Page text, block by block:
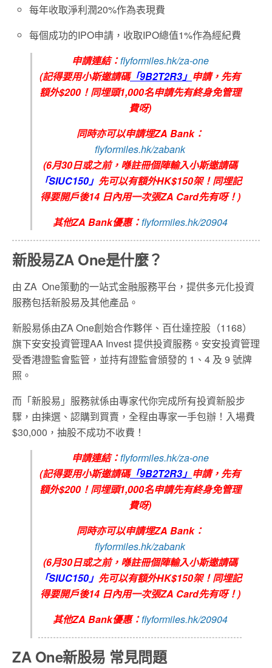
每年收取淨利潤20%作為表現費
每個成功的IPO申請，收取IPO總值1%作為經紀費
申請連結：flyformiles.hk/za-one
(記得要用小斯邀請碼「9B2T2R3」 申請，先有
額外$200！同埋頭1,000名申請先有終身免管理
費呀)
同時亦可以申請埋ZA Bank：
flyformiles.hk/zabank
(6月30日或之前，喺註冊個陣輸入小斯邀請碼
「SIUC150」 先可以有額外HK$150架！同埋記
得要開戶後14 日內用一次張ZA Card先有呀！)
其他ZA Bank優惠：flyformiles.hk/20904
新股易ZA One是什麼？
由 ZA One策動的一站式金融服務平台，提供多元化投資
服務包括新股易及其他產品。
新股易係由ZA One創始合作夥伴、百仕達控股（1168）
旗下安安投資管理AA Invest 提供投資服務。安安投資管理
受香港證監會監管，並持有證監會頒發的 1、4 及 9 號牌
照。
而「新股易」服務就係由專家代你完成所有投資新股步
驟，由揀選、認購到買賣，全程由專家一手包辦！入場費
$30,000，抽股不成功不收費！
申請連結：flyformiles.hk/za-one
(記得要用小斯邀請碼「9B2T2R3」 申請，先有
額外$200！同埋頭1,000名申請先有終身免管理
費呀)
同時亦可以申請埋ZA Bank：
flyformiles.hk/zabank
(6月30日或之前，喺註冊個陣輸入小斯邀請碼
「SIUC150」 先可以有額外HK$150架！同埋記
得要開戶後14 日內用一次張ZA Card先有呀！)
其他ZA Bank優惠：flyformiles.hk/20904
ZA One新股易 常見問題